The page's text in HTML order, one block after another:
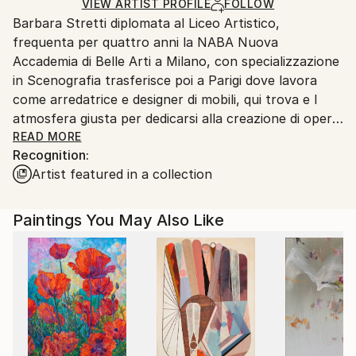
Ships in a Box
Ships From:
Italy.
Customs:
Shipments from Italy may experience delays due to
country's regulations for exporting valuable
artworks.
VIEW ARTIST PROFILE FOLLOW
Barbara Stretti diplomata al Liceo Artistico,
frequenta per quattro anni la NABA Nuova
Accademia di Belle Arti a Milano, con specializzazione
in Scenografia trasferisce poi a Parigi dove lavora
come arredatrice e designer di mobili, qui trova e l
atmosfera giusta per dedicarsi alla creazione di opere
d`arte molto personali: quadri-scultura su pittura
acrilica profumati e realizzati con materiali
"alternativi", come riso, caffè, olio. All età di trentanni
anni e si dedica completamente alla pittura.Le sue
opere riflettono lo spirito e i colori di quella terra così
ricca e prodiga d emozioni. Sulle sue tele rivivono
volti di bambini che sembrano "fermati" da uno
scatto fotografico, squarci di natura, ingrandimenti di
fiori, particolari di piante. Nascono quadri realistici e
iper-realistici pieni di luce e colore. Ora vive a Santa
Margherita ligure-Portofino anche se ama viaggiare
READ MORE
Recognition:
Artist featured in a collection
Paintings You May Also Like